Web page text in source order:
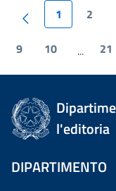
1 2
9 10 ... 21
l'editoria
DIPARTIMENTO